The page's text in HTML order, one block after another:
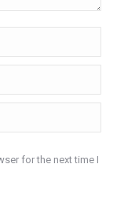
for the next time I